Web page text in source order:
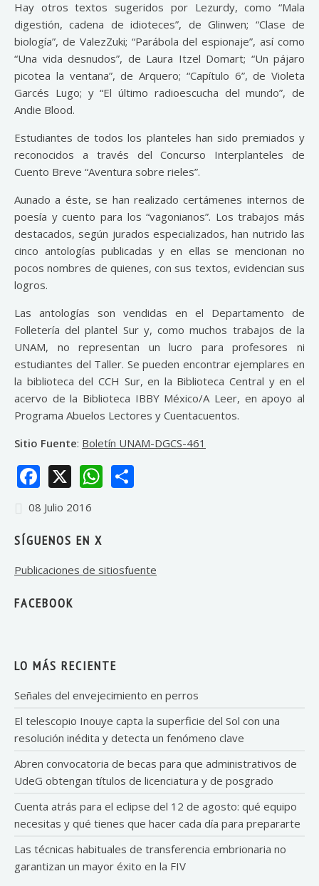
Hay otros textos sugeridos por Lezurdy, como “Mala
digestión, cadena de idioteces”, de Glinwen; “Clase de
biología”, de ValezZuki; “Parábola del espionaje”, así como
“Una vida desnudos”, de Laura Itzel Domart; “Un pájaro
picotea la ventana”, de Arquero; “Capítulo 6”, de Violeta
Garcés Lugo; y “El último radioescucha del mundo”, de
Andie Blood.
Estudiantes de todos los planteles han sido premiados y
reconocidos a través del Concurso Interplanteles de
Cuento Breve “Aventura sobre rieles”.
Aunado a éste, se han realizado certámenes internos de
poesía y cuento para los “vagonianos”. Los trabajos más
destacados, según jurados especializados, han nutrido las
cinco antologías publicadas y en ellas se mencionan no
pocos nombres de quienes, con sus textos, evidencian sus
logros.
Las antologías son vendidas en el Departamento de
Folletería del plantel Sur y, como muchos trabajos de la
UNAM, no representan un lucro para profesores ni
estudiantes del Taller. Se pueden encontrar ejemplares en
la biblioteca del CCH Sur, en la Biblioteca Central y en el
acervo de la Biblioteca IBBY México/A Leer, en apoyo al
Programa Abuelos Lectores y Cuentacuentos.
Sitio Fuente: Boletín UNAM-DGCS-461
Facebook
X WhatsApp
08 Julio 2016
SÍGUENOS EN X
Publicaciones de sitiosfuente
FACEBOOK
LO MÁS RECIENTE
Señales del envejecimiento en perros
El telescopio Inouye capta la superficie del Sol con una
resolución inédita y detecta un fenómeno clave
Abren convocatoria de becas para que administrativos de
UdeG obtengan títulos de licenciatura y de posgrado
Cuenta atrás para el eclipse del 12 de agosto: qué equipo
necesitas y qué tienes que hacer cada día para prepararte
Las técnicas habituales de transferencia embrionaria no
garantizan un mayor éxito en la FIV